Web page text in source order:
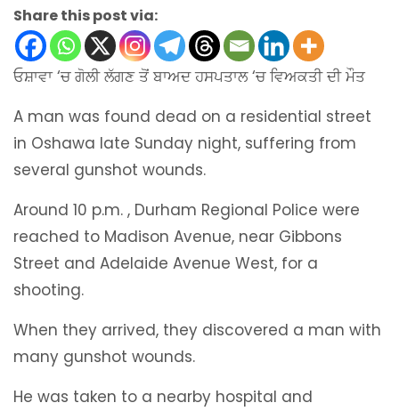
Share this post via:
ਓਸ਼ਾਵਾ ‘ਚ ਗੋਲੀ ਲੱਗਣ ਤੋਂ ਬਾਅਦ ਹਸਪਤਾਲ ‘ਚ ਵਿਅਕਤੀ ਦੀ ਮੌਤ
A man was found dead on a residential street
in Oshawa late Sunday night, suffering from
several gunshot wounds.
Around 10 p.m. , Durham Regional Police were
reached to Madison Avenue, near Gibbons
Street and Adelaide Avenue West, for a
shooting.
When they arrived, they discovered a man with
many gunshot wounds.
He was taken to a nearby hospital and